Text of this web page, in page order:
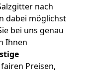
nach
dabei möglichst
bei uns genau
Ihnen
Preisen,